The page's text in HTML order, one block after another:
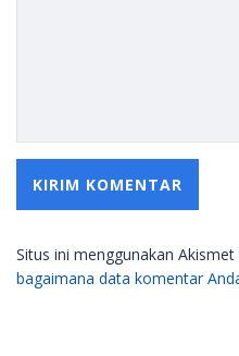
Situs ini menggunakan
bagaimana data komentar